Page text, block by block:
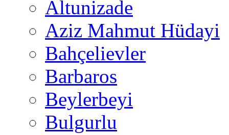
Altunizade
Aziz Mahmut Hüdayi
Bahçelievler
Barbaros
Beylerbeyi
Bulgurlu